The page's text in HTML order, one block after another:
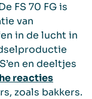
FS 70 FG is
van
in de lucht in
en deeltjes
reacties
zoals bakkers.